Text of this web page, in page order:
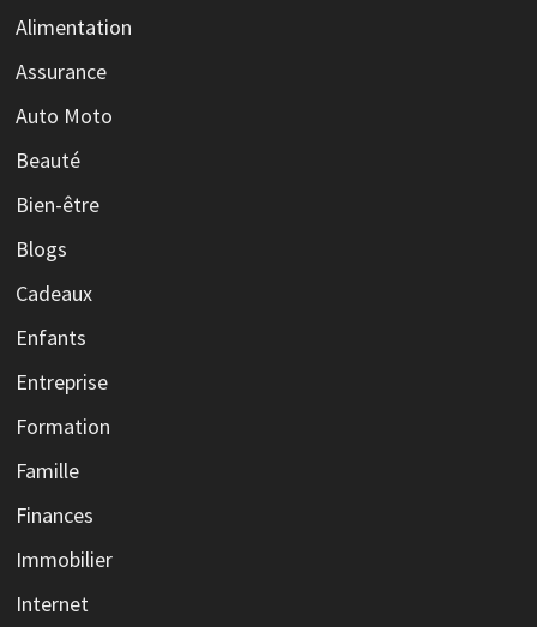
Alimentation
Assurance
Auto Moto
Beauté
Bien-être
Blogs
Cadeaux
Enfants
Entreprise
Formation
Famille
Finances
Immobilier
Internet